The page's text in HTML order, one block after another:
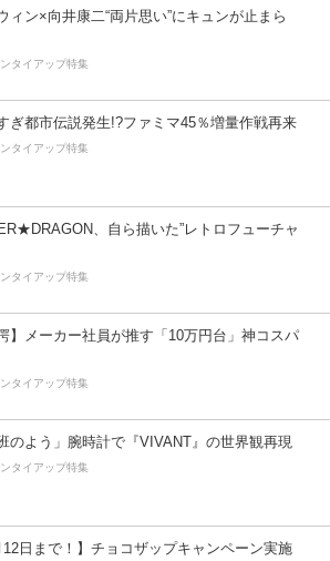
ィン×向井康二“両片思い”にキュンが止まら
タイアップ特集
ぎ都市伝説発生!?ファミマ45％増量作戦再来
タイアップ特集
、自ら描いた”レトロフューチャ
タイアップ特集
愕】メーカー社員が推す「10万円台」神コスパ
タイアップ特集
のよう」腕時計で『VIVANT』の世界観再現
タイアップ特集
12日まで！】チョコザップキャンペーン実施